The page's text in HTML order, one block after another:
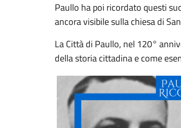
Paullo ha poi ricordato questi
ancora visibile sulla chiesa di
La Città di Paullo, nel 120°
della storia cittadina e come